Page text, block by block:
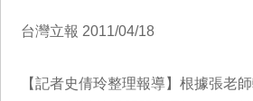
台灣立報 2011/04/18
【記者史倩玲整理報導】根據張老